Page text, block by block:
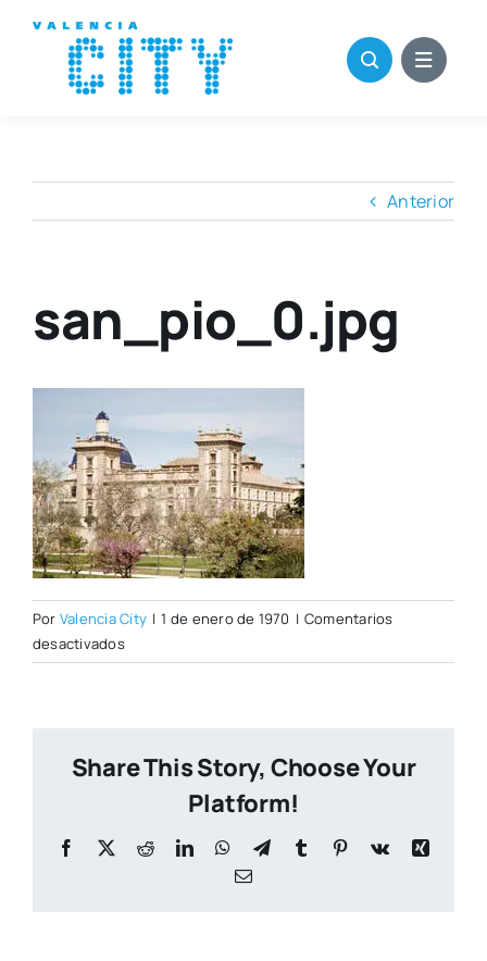
contenido
Anterior
san_pio_0.jpg
Por Valencia City | 1 de enero de 1970 | Comentarios
desactivadosen
san_pio_0.jpg
Share This Story, Choose Your
Platform!
Facebook
X RedditLinkedInWhatsApp
TelegramTumblr Pinterest
Vk
Xing
Correo